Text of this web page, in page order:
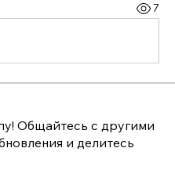
7
Общайтесь с другими
и делитесь